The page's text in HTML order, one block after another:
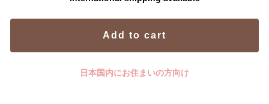
Add to cart
日本国内にお住まいの方向け